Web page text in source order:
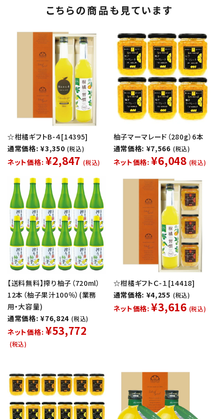
こちらの商品も見ています
☆柑橘ギフトB-４[14395]
通常価格: ¥3,350 (税込)
ネット価格: ¥2,847 (税込)
柚子マーマレード（280g）6本
通常価格: ¥7,566 (税込)
ネット価格: ¥6,048 (税込)
【送料無料】搾り柚子（720ml）
12本（柚子果汁100％）(業務
用・大容量)
通常価格: ¥76,824 (税込)
ネット価格: ¥53,772
(税込)
☆柑橘ギフトＣ-１[14418]
通常価格: ¥4,255 (税込)
ネット価格: ¥3,616 (税込)